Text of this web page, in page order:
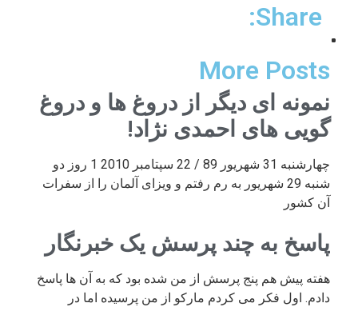
Share:
More Posts
نمونه ای دیگر از دروغ ها و دروغ
گویی های احمدی نژاد!
چهارشنبه 31 شهریور 89 / 22 سپتامبر 2010 1 روز دو
شنبه 29 شهریور به رم رفتم و ویزای آلمان را از سفرات
آن کشور
پاسخ به چند پرسش یک خبرنگار
هفته پیش هم پنج پرسش از من شده بود که به آن ها پاسخ
دادم. اول فکر می کردم مارکو از من پرسیده اما در